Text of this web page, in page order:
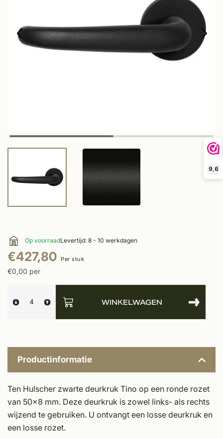
9,6
Op voorraadLevertijd: 8 - 10 werkdagen
€427,80 Per stuk
€0,00 per
WINKELWAGEN
Productinformatie
Ten Hulscher zwarte deurkruk Tino op een ronde rozet
van 50x8 mm. Deze deurkruk is zowel links- als rechts
wijzend te gebruiken. U ontvangt een losse deurkruk en
een losse rozet.